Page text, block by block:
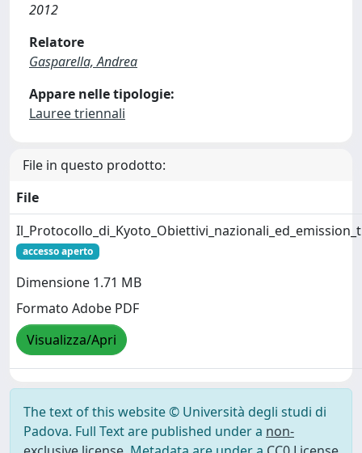
2012
Relatore
Gasparella, Andrea
Appare nelle tipologie:
Lauree triennali
File in questo prodotto:
File
accesso aperto
Dimensione 1.71 MB
Formato Adobe PDF
Visualizza/Apri
The text of this website © Università degli studi di
Padova. Full Text are published under a non-